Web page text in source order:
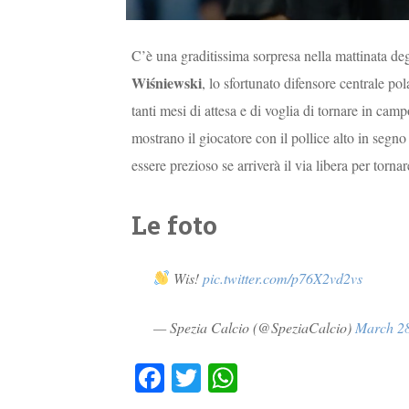
C’è una graditissima sorpresa nella mattinata
Wiśniewski, lo sfortunato difensore centrale
tanti mesi di attesa e di voglia di tornare in
mostrano il giocatore con il pollice alto in
essere prezioso se arriverà il via libera per
Le foto
Wis!pic.twitter.com/p76X2vd2vs
— Spezia Calcio (@SpeziaCalcio) March
Fa T